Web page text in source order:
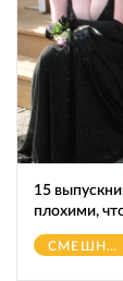
15
плохими,
СМЕШНОЕ